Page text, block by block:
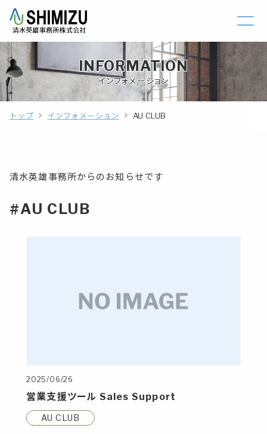
INFORMATION
インフォメーション
トップ インフォメーション AU CLUB
清水英雄事務所からのお知らせです
#AU CLUB
2025/06/26
営業支援ツール Sales Support
AU CLUB